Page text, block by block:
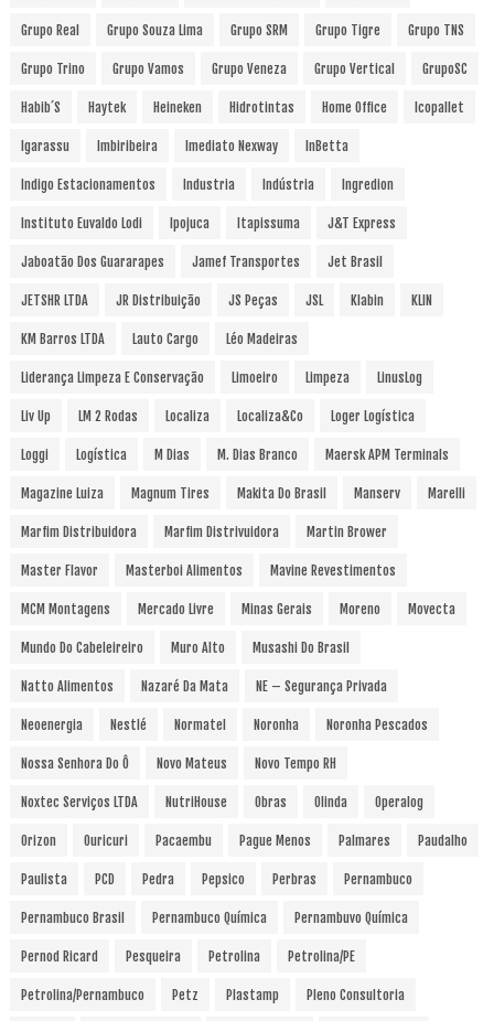
Grupo Real Grupo Souza Lima Grupo SRM Grupo Tigre Grupo TNS
Grupo Trino Grupo Vamos Grupo Veneza Grupo Vertical GrupoSC
Habib´s Haytek Heineken Hidrotintas Home Office Icopallet
Igarassu Imbiribeira Imediato Nexway InBetta
Indigo Estacionamentos Industria Indústria Ingredion
Instituto Euvaldo Lodi Ipojuca Itapissuma J&T Express
Jaboatão Dos Guararapes Jamef Transportes Jet Brasil
JETSHR LTDA JR Distribuição JS Peças JSL Klabin KLIN
KM Barros LTDA Lauto Cargo Léo Madeiras
Liderança Limpeza E Conservação Limoeiro Limpeza LinusLog
Liv Up LM 2 Rodas Localiza Localiza&Co Loger Logística
Loggi Logística M Dias M. Dias Branco Maersk APM Terminals
Magazine Luiza Magnum Tires Makita Do Brasil Manserv Marelli
Marfim Distribuidora Marfim Distrivuidora Martin Brower
Master Flavor Masterboi Alimentos Mavine Revestimentos
MCM Montagens Mercado Livre Minas Gerais Moreno Movecta
Mundo Do Cabeleireiro Muro Alto Musashi Do Brasil
Natto Alimentos Nazaré Da Mata NE – Segurança Privada
Neoenergia Nestlé Normatel Noronha Noronha Pescados
Nossa Senhora Do Ô Novo Mateus Novo Tempo RH
Noxtec Serviços LTDA NutriHouse Obras Olinda Operalog
Orizon Ouricuri Pacaembu Pague Menos Palmares Paudalho
Paulista PCD Pedra Pepsico Perbras Pernambuco
Pernambuco Brasil Pernambuco Química Pernambuvo Química
Pernod Ricard Pesqueira Petrolina Petrolina/PE
Petrolina/Pernambuco Petz Plastamp Pleno Consultoria